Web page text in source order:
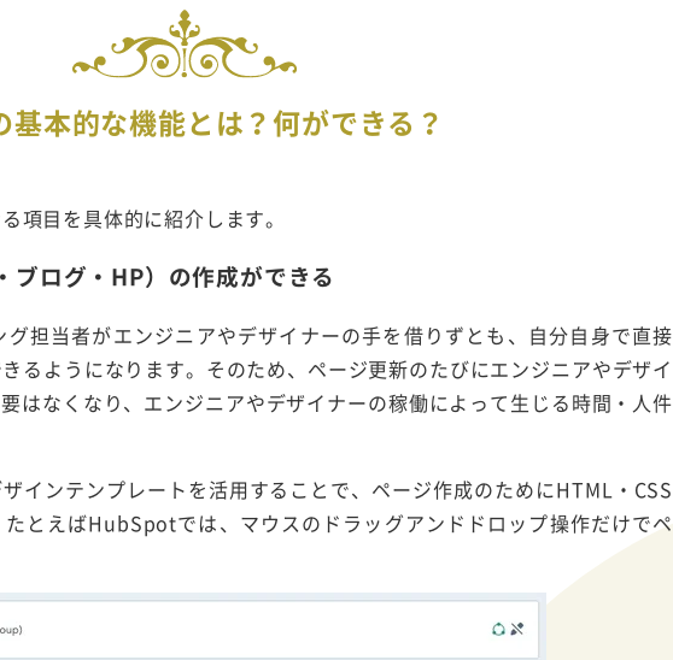
基本的な機能とは？何ができる？
項目を具体的に紹介します。
ログ・HP）の作成ができる
担当者がエンジニアやデザイナーの手を借りずとも、自分自身で直接
るようになります。そのため、ページ更新のたびにエンジニアやデザイ
はなくなり、エンジニアやデザイナーの稼働によって生じる時間・人件
インテンプレートを活用することで、ページ作成のためにHTML・CSS
とえばHubSpotでは、マウスのドラッグアンドドロップ操作だけでペ